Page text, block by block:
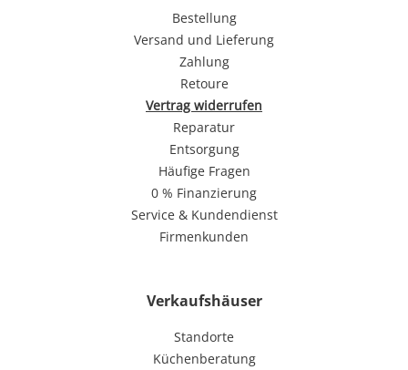
Bestellung
Versand und Lieferung
Zahlung
Retoure
Vertrag widerrufen
Reparatur
Entsorgung
Häufige Fragen
0 % Finanzierung
Service & Kundendienst
Firmenkunden
Verkaufshäuser
Standorte
Küchenberatung